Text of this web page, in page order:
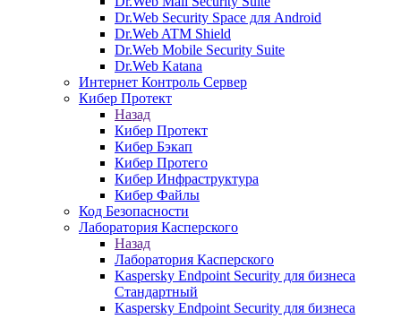
Dr.Web Security Space для Android
Dr.Web ATM Shield
Dr.Web Mobile Security Suite
Dr.Web Katana
Интернет Контроль Сервер
Кибер Протект
Назад
Кибер Протект
Кибер Бэкап
Кибер Протего
Кибер Инфраструктура
Кибер Файлы
Код Безопасности
Лаборатория Касперского
Назад
Лаборатория Касперского
Kaspersky Endpoint Security для бизнеса
Стандартный
Kaspersky Endpoint Security для бизнеса